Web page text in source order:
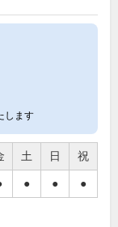
します
土 日 祝
● ● ●